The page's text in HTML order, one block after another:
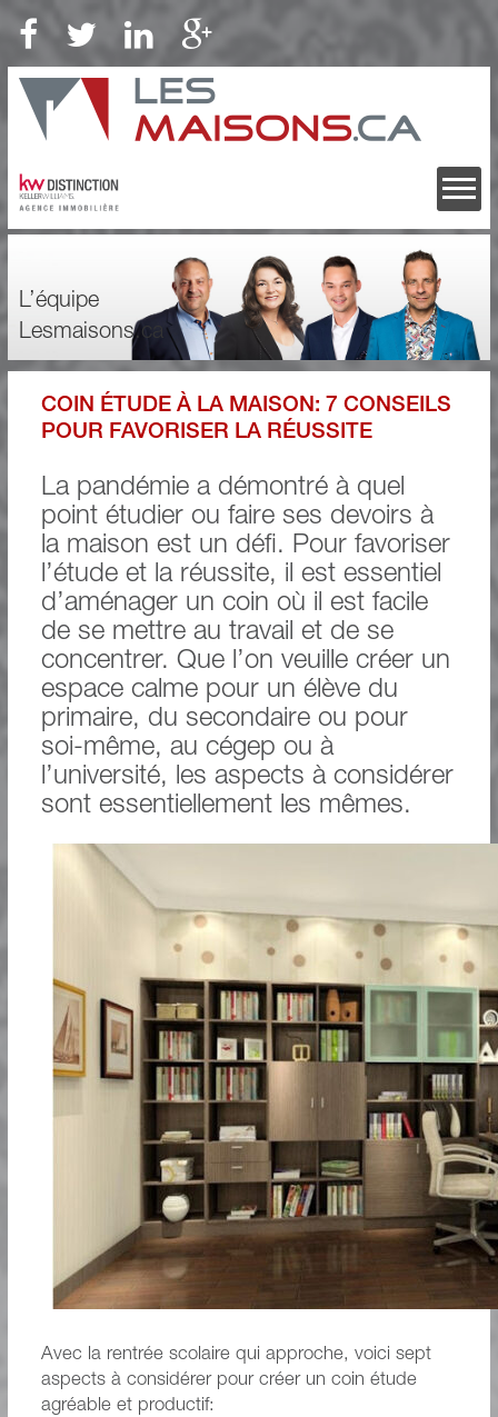
L’équipe
Lesmaisons.ca
COIN ÉTUDE À LA MAISON: 7 CONSEILS
POUR FAVORISER LA RÉUSSITE
La pandémie a démontré à quel
point étudier ou faire ses devoirs à
la maison est un défi. Pour favoriser
l’étude et la réussite, il est essentiel
d’aménager un coin où il est facile
de se mettre au travail et de se
concentrer. Que l’on veuille créer un
espace calme pour un élève du
primaire, du secondaire ou pour
soi-même, au cégep ou à
l’université, les aspects à considérer
sont essentiellement les mêmes.
Avec la rentrée scolaire qui approche, voici sept
aspects à considérer pour créer un coin étude
agréable et productif: